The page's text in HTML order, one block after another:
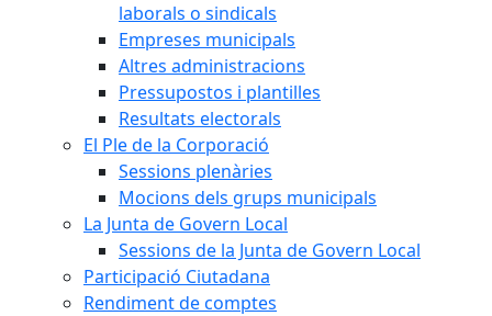
laborals o sindicals
Empreses municipals
Altres administracions
Pressupostos i plantilles
Resultats electorals
El Ple de la Corporació
Sessions plenàries
Mocions dels grups municipals
La Junta de Govern Local
Sessions de la Junta de Govern Local
Participació Ciutadana
Rendiment de comptes